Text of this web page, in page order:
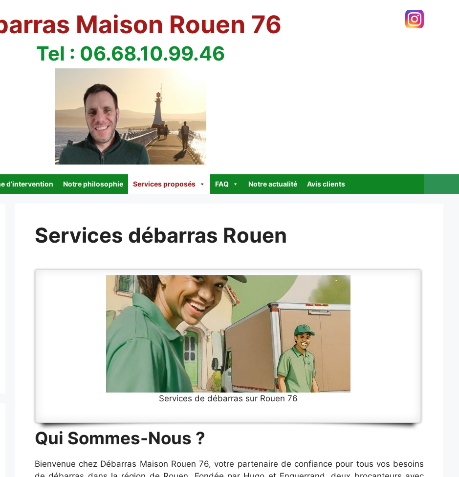
Maison Rouen 76
Tel : 06.68.10.99.46
d’intervention Notre philosophie Services proposés FAQ Notre actualité Avis clients
Services débarras Rouen
Services de débarras sur Rouen 76
Qui Sommes-Nous ?
Bienvenue chez Débarras Maison Rouen 76, votre partenaire de confiance pour tous vos besoins